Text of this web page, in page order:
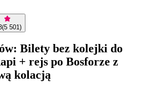
(5 501)
Bilety bez kolejki do
+ rejs po Bosforze z
kolacją